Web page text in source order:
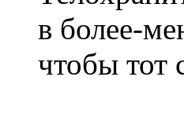
в более-
чтобы тот